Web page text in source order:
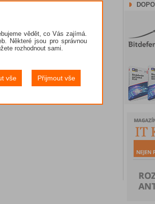
vědět, co Vás zajímá.
Některé jsou pro správnou
rozhodnout sami.
vše Přijmout vše